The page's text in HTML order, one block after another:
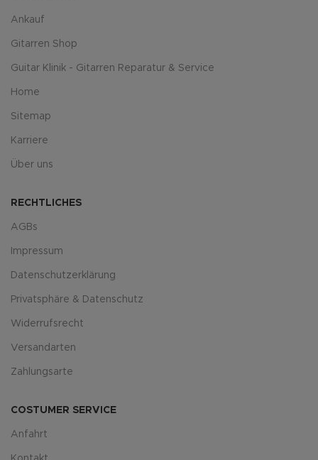
Ankauf
Gitarren Shop
Guitar Klinik - Gitarren Reparatur & Service
Home
Sitemap
Karriere
Über uns
RECHTLICHES
AGBs
Impressum
Datenschutzerklärung
Privatsphäre & Datenschutz
Widerrufsrecht
Versandarten
Zahlungsarte
COSTUMER SERVICE
Anfahrt